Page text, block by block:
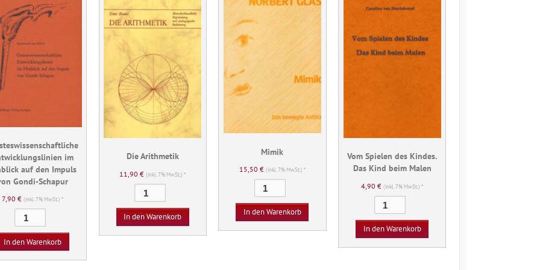
im
auf den Impuls
Gondi-Schapur
7,90€ (inkl. 7% MwSt.) *
Entwicklungslinien
im
In den Warenkorb
Die Arithmetik
11,90€ (inkl. 7% MwSt.) *
Arithmetik
Menge
In den Warenkorb
Mimik
15,50 € (inkl. 7% MwSt.) *
Menge
In den Warenkorb
Vom Spielen des Kindes.
Das Kind beim Malen
4,90€ (inkl. 7% MwSt.) *
Spielen
des
Kindes.
In den Warenkorb